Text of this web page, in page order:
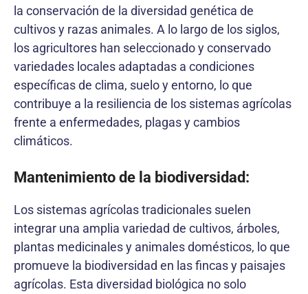
la conservación de la diversidad genética de
cultivos y razas animales. A lo largo de los siglos,
los agricultores han seleccionado y conservado
variedades locales adaptadas a condiciones
específicas de clima, suelo y entorno, lo que
contribuye a la resiliencia de los sistemas agrícolas
frente a enfermedades, plagas y cambios
climáticos.
Mantenimiento de la biodiversidad:
Los sistemas agrícolas tradicionales suelen
integrar una amplia variedad de cultivos, árboles,
plantas medicinales y animales domésticos, lo que
promueve la biodiversidad en las fincas y paisajes
agrícolas. Esta diversidad biológica no solo